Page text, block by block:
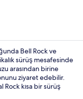
Bell Rock ve
sürüş mesafesinde
arasından birine
ziyaret edebilir.
Rock kısa bir sürüş